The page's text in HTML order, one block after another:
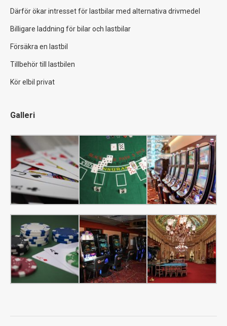
Därför ökar intresset för lastbilar med alternativa drivmedel
Billigare laddning för bilar och lastbilar
Försäkra en lastbil
Tillbehör till lastbilen
Kör elbil privat
Galleri